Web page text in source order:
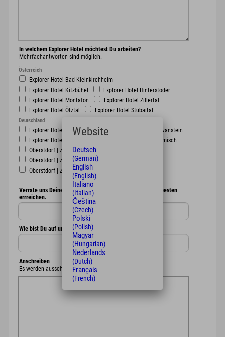
In welchem Explorer Hotel möchtest Du arbeiten?
Mehrfachantworten sind möglich.
Österreich
Explorer Hotel Bad Kleinkirchheim
Explorer Hotel Kitzbühel
Explorer Hotel Hinterstoder
Explorer Hotel Montafon
Explorer Hotel Zillertal
Explorer Hotel Ötztal
Explorer Hotel Stubaital
Deutschland
Explorer Hotel Oberstdorf
Explorer Hotel Neuschwanstein
Explorer Hotel Berchtesgaden
Explorer Hotel Garmisch
Oberstdorf | Zentrale Verwaltung
Oberstdorf | Zentrale Reservierung
Oberstdorf | Zentrales Marketing
Verrate uns Deine Telefonnummer und wann wir Dich am besten
errreichen.
Wie bist Du auf uns aufmerksam geworden?
Anschreiben
Es werden ausschließlich PDFs geöffnet.
Website
Deutsch
(German)
English
(English)
Italiano
(Italian)
Čeština
(Czech)
Polski
(Polish)
Magyar
(Hungarian)
Nederlands
(Dutch)
Français
(French)